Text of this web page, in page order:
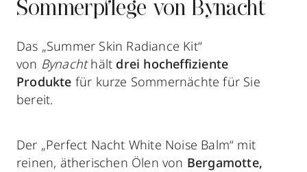
Sommerpflege von Bynacht
Das „Summer Skin Radiance Kit“
von Bynachthält drei hocheffiziente
Produkte für kurze Sommernächte für Sie
bereit.
Der „Perfect Nacht White Noise Balm“ mit
reinen, ätherischen Ölen von Bergamotte,